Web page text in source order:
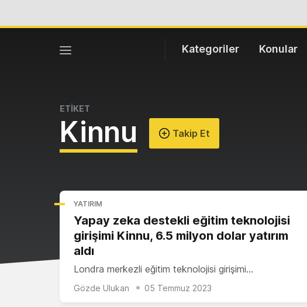
Kategoriler Konular
ETİKET
Kinnu Takip Et
YATIRIM
Yapay zeka destekli eğitim teknolojisi
girişimi Kinnu, 6.5 milyon dolar yatırım
aldı
Londra merkezli eğitim teknolojisi girişimi…
Gözde Ulukan 05 Temmuz 2023